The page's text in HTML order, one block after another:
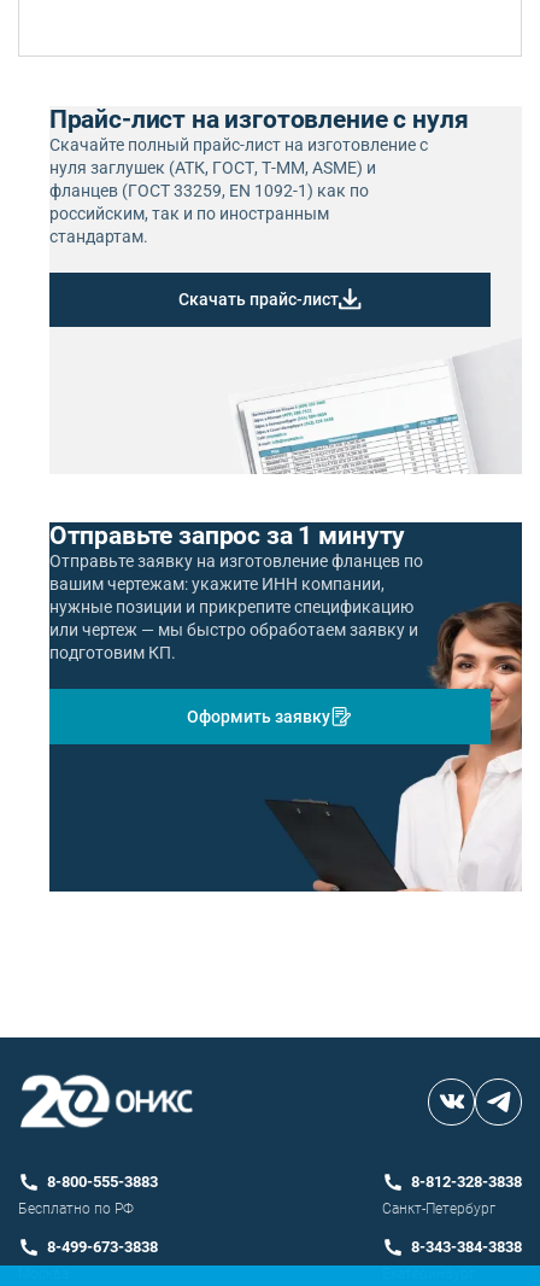
Прайс-лист на изготовление с нуля
Скачайте полный прайс-лист на изготовление с
нуля заглушек (АТК, ГОСТ, Т-ММ, ASME) и
фланцев (ГОСТ 33259, EN 1092-1) как по
российским, так и по иностранным
стандартам.
Скачать прайс-лист
Отправьте запрос за 1 минуту
Отправьте заявку на изготовление фланцев по
вашим чертежам: укажите ИНН компании,
нужные позиции и прикрепите спецификацию
или чертеж — мы быстро обработаем заявку и
подготовим КП.
Оформить заявку
8-800-555-3883
Бесплатно по РФ
8-812-328-3838
Санкт-Петербург
8-499-673-3838 8-343-384-3838